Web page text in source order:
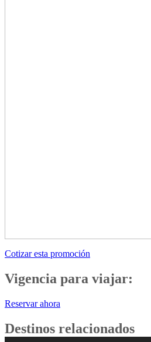
Cotizar esta promoción
Vigencia para viajar:
Reservar ahora
Destinos relacionados